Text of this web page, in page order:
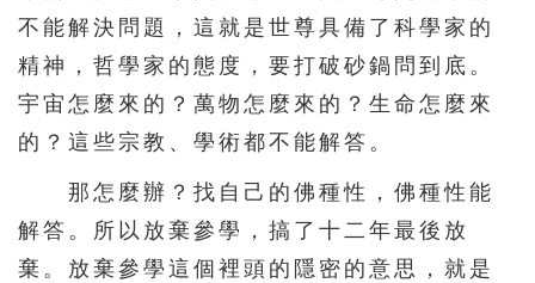
不能解決問題，這就是世尊具備了科學家的
精神，哲學家的態度，要打破砂鍋問到底。
宇宙怎麼來的？萬物怎麼來的？生命怎麼來
的？這些宗教、學術都不能解答。
那怎麼辦？找自己的佛種性，佛種性能
解答。所以放棄參學，搞了十二年最後放
棄。放棄參學這個裡頭的隱密的意思，就是